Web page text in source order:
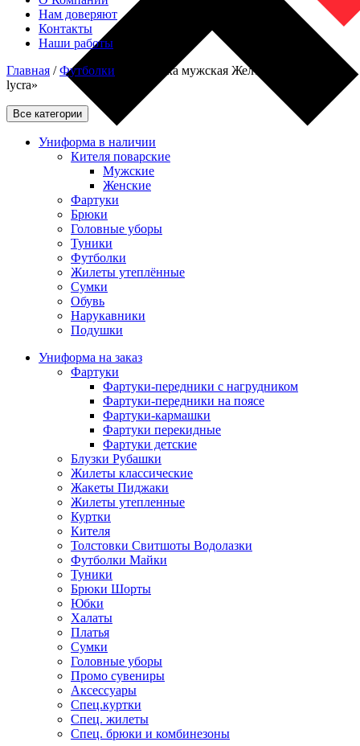
Нам доверяют
Контакты
Наши работы
Главная /Футболки
Футболка мужская Желтая «Suprem full
lycra»
Все категории
Униформа в наличии
Кителя поварские
Мужские
Женские
Фартуки
Брюки
Головные уборы
Туники
Футболки
Жилеты утеплённые
Сумки
Обувь
Нарукавники
Подушки
Униформа на заказ
Фартуки
Фартуки-передники с нагрудником
Фартуки-передники на поясе
Фартуки-кармашки
Фартуки перекидные
Фартуки детские
Блузки Рубашки
Жилеты классические
Жакеты Пиджаки
Жилеты утепленные
Куртки
Кителя
Толстовки Свитшоты Водолазки
Футболки Майки
Туники
Брюки Шорты
Юбки
Халаты
Платья
Сумки
Головные уборы
Промо сувениры
Аксессуары
Спец.куртки
Спец. жилеты
Спец. брюки и комбинезоны